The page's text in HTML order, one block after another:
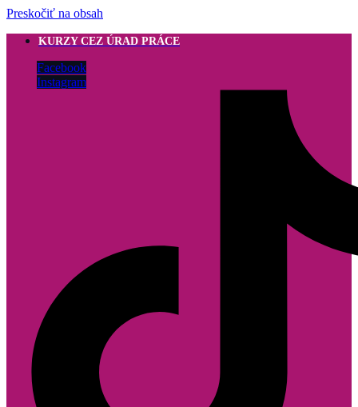
Preskočiť na obsah
KURZY CEZ ÚRAD PRÁCE
Facebook
Instagram